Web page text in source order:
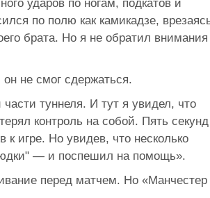
ударов по ногам, подкатов и
по полю как камикадзе,
брата. Но я не обратил внимания
не смог сдержаться.
туннеля. И тут я увидел, что
контроль на собой. Пять секунд
к игре. Но увидев, что несколько
— и поспешил на помощь».
перед матчем. Но «Манчестер